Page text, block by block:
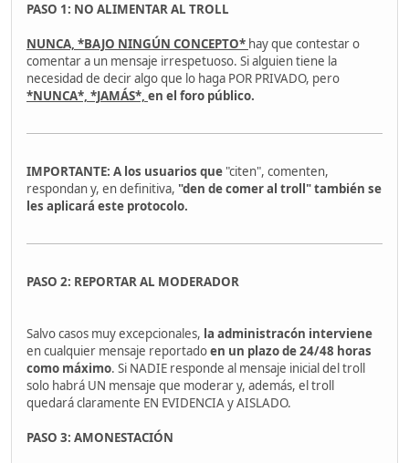
PASO 1: NO ALIMENTAR AL TROLL
NUNCA, *BAJO NINGÚN CONCEPTO* hay que contestar o
comentar a un mensaje irrespetuoso. Si alguien tiene la
necesidad de decir algo que lo haga POR PRIVADO, pero
*NUNCA*, *JAMÁS*, en el foro público.
IMPORTANTE: A los usuarios que "citen", comenten,
respondan y, en definitiva, "den de comer al troll" también se
les aplicará este protocolo.
PASO 2: REPORTAR AL MODERADOR
Salvo casos muy excepcionales, la administracón interviene
en cualquier mensaje reportadoen un plazo de 24/48 horas
como máximo. Si NADIE responde al mensaje inicial del troll
solo habrá UN mensaje que moderar y, además, el troll
quedará claramente EN EVIDENCIA y AISLADO.
PASO 3: AMONESTACIÓN